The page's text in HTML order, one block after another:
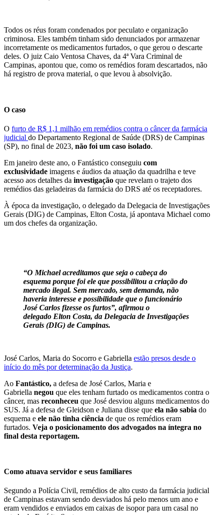
Todos os réus foram condenados por peculato e organização
criminosa. Eles também tinham sido denunciados por armazenar
incorretamente os medicamentos furtados, o que gerou o descarte
deles. O juiz Caio Ventosa Chaves, da 4ª Vara Criminal de
Campinas, apontou que, como os remédios foram descartados, não
há registro de prova material, o que levou à absolvição.
O caso
O furto de R$ 1,1 milhão em remédios contra o câncer da farmácia
judicial do Departamento Regional de Saúde (DRS) de Campinas
(SP), no final de 2023, não foi um caso isolado.
Em janeiro deste ano, o Fantástico conseguiu com
exclusividade imagens e áudios da atuação da quadrilha e teve
acesso aos detalhes da investigação que revelam o trajeto dos
remédios das geladeiras da farmácia do DRS até os receptadores.
À época da investigação, o delegado da Delegacia de Investigações
Gerais (DIG) de Campinas, Elton Costa, já apontava Michael como
um dos chefes da organização.
“O Michael acreditamos que seja o cabeça do
esquema porque foi ele que possibilitou a criação do
mercado ilegal. Sem mercado, sem demanda, não
haveria interesse e possibilidade que o funcionário
José Carlos fizesse os furtos”, afirmou o
delegado Elton Costa, da Delegacia de Investigações
Gerais (DIG) de Campinas.
José Carlos, Maria do Socorro e Gabriella estão presos desde o
início do mês por determinação da Justiça.
Ao Fantástico, a defesa de José Carlos, Maria e
Gabriella negou que eles tenham furtado os medicamentos contra o
câncer, mas reconheceu que José desviou alguns medicamentos do
SUS. Já a defesa de Gleidson e Juliana disse que ela não sabia do
esquema e ele não tinha ciência de que os remédios eram
furtados. Veja o posicionamento dos advogados na íntegra no
final desta reportagem.
Como atuava servidor e seus familiares
Segundo a Polícia Civil, remédios de alto custo da farmácia judicial
de Campinas estavam sendo desviados há pelo menos um ano e
eram vendidos e enviados em caixas de isopor para um casal no